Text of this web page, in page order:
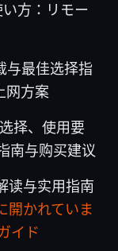
方：リモー
与最佳选择指
网方案
择、使用要
南与购买建议
读与实用指南
開かれていま
イド